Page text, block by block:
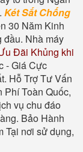
Két Sắt Chống
30 Năm Kinh
đầu. Nhà máy
Đãi Khủng khi
- Giá Cực
Hỗ Trợ Tư Vấn
Toàn Quốc,
vụ chu đáo
Bảo Hành
Tại nơi sử dụng,